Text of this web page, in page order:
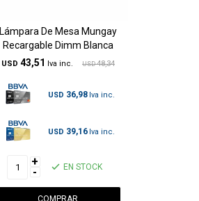
Lámpara De Mesa Mungay
Recargable Dimm Blanca
USD 43,51 USD 48,34
USD 36,98
USD 39,16
+
- EN STOCK